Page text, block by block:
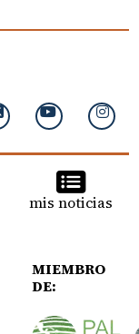
mis noticias
MIEMBRO
DE: